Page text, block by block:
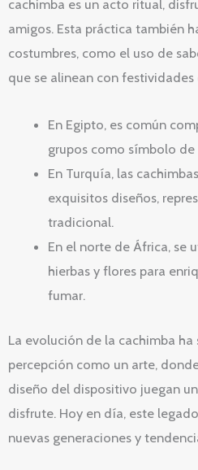
cachimba es un acto ritual,
amigos. Esta práctica también
costumbres, como el uso de
que se alinean con
En Egipto, es común
grupos como símbolo de
En Turquía, las
exquisitos diseños,
tradicional.
En el norte de África, se
hierbas y flores para
fumar.
La evolución de la cachimba
percepción como un arte,
diseño del dispositivo juegan
disfrute. Hoy en día, este
nuevas generaciones y